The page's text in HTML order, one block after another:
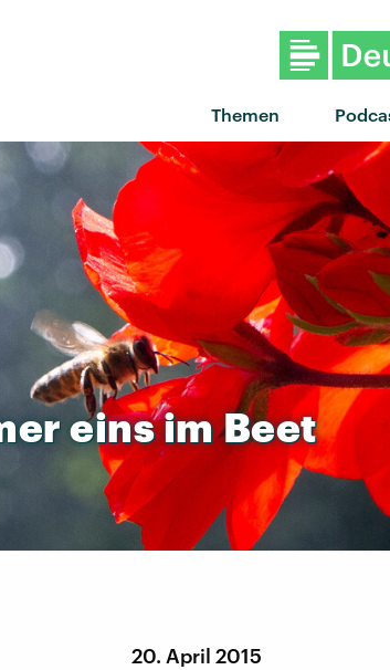
Themen
einsimBeet
20. April 2015